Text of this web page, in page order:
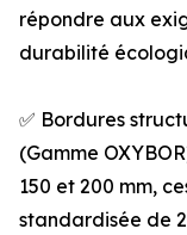
répondre aux
durabilité
✅ Bordures
(Gamme
150 et 200 mm,
standardisée de